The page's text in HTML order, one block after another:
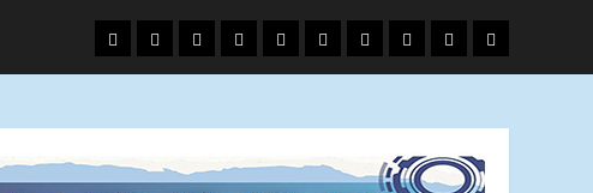
頭
條
財
經
地
方.
文
教.
專
題
娛
樂
政
治
國
際
運
動
生
活